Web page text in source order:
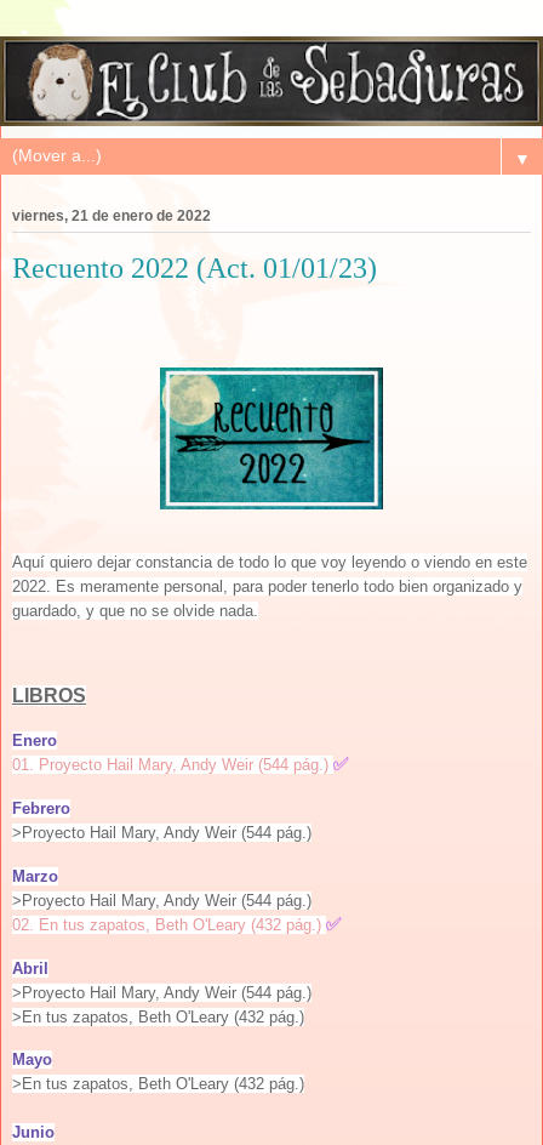
▼
viernes, 21 de enero de 2022
Recuento 2022 (Act. 01/01/23)
Aquí quiero dejar constancia de todo lo que voy leyendo o viendo en este
2022. Es meramente personal, para poder tenerlo todo bien organizado y
guardado, y que no se olvide nada.
LIBROS
Enero
01. Proyecto Hail Mary, Andy Weir (544 pág.) ✅
Febrero
>Proyecto Hail Mary, Andy Weir (544 pág.)
Marzo
> Proyecto Hail Mary, Andy Weir (544 pág.)
02. En tus zapatos, Beth O'Leary (432 pág.) ✅
Abril
>Proyecto Hail Mary, Andy Weir (544 pág.)
>En tus zapatos, Beth O'Leary (432 pág.)
Mayo
>En tus zapatos, Beth O'Leary (432 pág.)
Junio